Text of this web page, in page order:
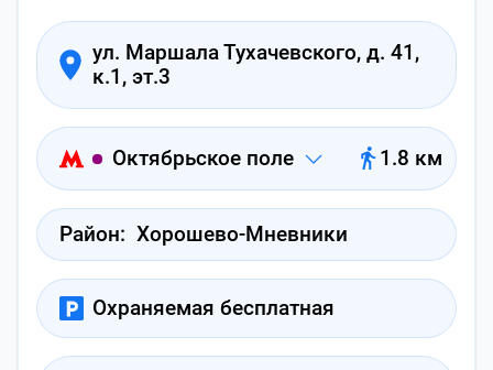
ул. Маршала Тухачевского, д. 41,
к.1, эт.3
Октябрьское поле 1.8 км
Район: Хорошево-Мневники
Охраняемая бесплатная